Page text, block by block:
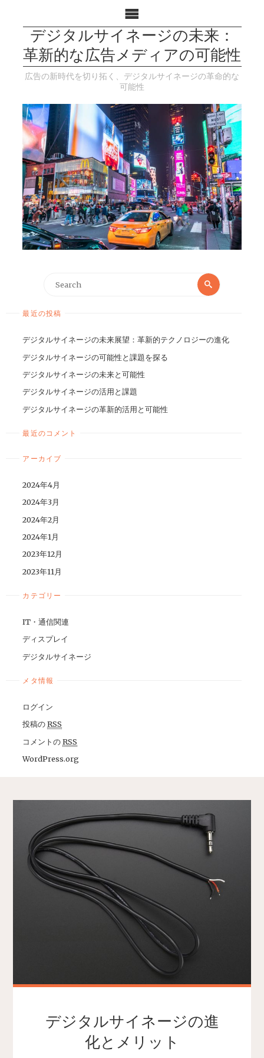
デジタルサイネージの未来：
革新的な広告メディアの可能性
広告の新時代を切り拓く、デジタルサイネージの革命的な
可能性
最近の投稿
デジタルサイネージの未来展望：革新的テクノロジーの進化
デジタルサイネージの可能性と課題を探る
デジタルサイネージの未来と可能性
デジタルサイネージの活用と課題
デジタルサイネージの革新的活用と可能性
最近のコメント
アーカイブ
2024年4月
2024年3月
2024年2月
2024年1月
2023年12月
2023年11月
カテゴリー
IT・通信関連
ディスプレイ
デジタルサイネージ
メタ情報
ログイン
投稿のRSS
コメントのRSS
WordPress.org
デジタルサイネージの進
化とメリット